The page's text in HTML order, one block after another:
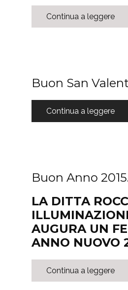
Continua a leggere
Buon San
Continua a leggere
Buon Anno
LA DITTA
AUGURA UN
ANNO NUOVO
Continua a leggere